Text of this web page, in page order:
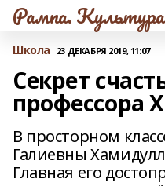
Рампа.
Школа 23 ДЕКАБРЯ 2019, 11:07
Секрет
профессора
В просторном
Галиевны
Главная его